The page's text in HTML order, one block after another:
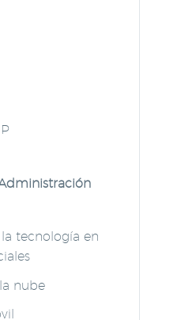
tecnología en
nube